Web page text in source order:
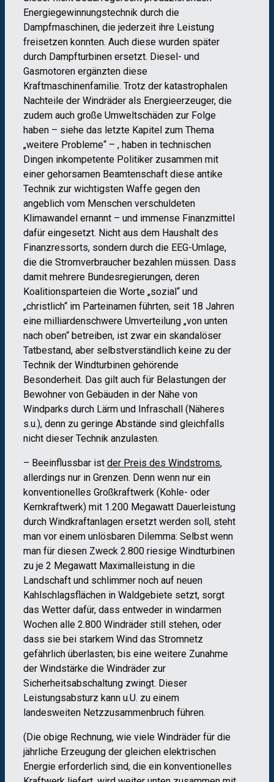
Energiegewinnungstechnik durch die
Dampfmaschinen, die jederzeit ihre Leistung
freisetzen konnten. Auch diese wurden später
durch Dampfturbinen ersetzt. Diesel- und
Gasmotoren ergänzten diese
Kraftmaschinenfamilie. Trotz der katastrophalen
Nachteile der Windräder als Energieerzeuger, die
zudem auch große Umweltschäden zur Folge
haben – siehe das letzte Kapitel zum Thema
„weitere Probleme“ – , haben in technischen
Dingen inkompetente Politiker zusammen mit
einer gehorsamen Beamtenschaft diese antike
Technik zur wichtigsten Waffe gegen den
angeblich vom Menschen verschuldeten
Klimawandel ernannt – und immense Finanzmittel
dafür eingesetzt. Nicht aus dem Haushalt des
Finanzressorts, sondern durch die EEG-Umlage,
die die Stromverbraucher bezahlen müssen. Dass
damit mehrere Bundesregierungen, deren
Koalitionsparteien die Worte „sozial“ und
„christlich“ im Parteinamen führten, seit 18 Jahren
eine milliardenschwere Umverteilung „von unten
nach oben“ betreiben, ist zwar ein skandalöser
Tatbestand, aber selbstverständlich keine zu der
Technik der Windturbinen gehörende
Besonderheit. Das gilt auch für Belastungen der
Bewohner von Gebäuden in der Nähe von
Windparks durch Lärm und Infraschall (Näheres
s.u.), denn zu geringe Abstände sind gleichfalls
nicht dieser Technik anzulasten.
– Beeinflussbar ist der Preis des Windstroms,
allerdings nur in Grenzen. Denn wenn nur ein
konventionelles Großkraftwerk (Kohle- oder
Kernkraftwerk) mit 1.200 Megawatt Dauerleistung
durch Windkraftanlagen ersetzt werden soll, steht
man vor einem unlösbaren Dilemma: Selbst wenn
man für diesen Zweck 2.800 riesige Windturbinen
zu je 2 Megawatt Maximalleistung in die
Landschaft und schlimmer noch auf neuen
Kahlschlagsflächen in Waldgebiete setzt, sorgt
das Wetter dafür, dass entweder in windarmen
Wochen alle 2.800 Windräder still stehen, oder
dass sie bei starkem Wind das Stromnetz
gefährlich überlasten; bis eine weitere Zunahme
der Windstärke die Windräder zur
Sicherheitsabschaltung zwingt. Dieser
Leistungsabsturz kann u.U. zu einem
landesweiten Netzzusammenbruch führen.
(Die obige Rechnung, wie viele Windräder für die
jährliche Erzeugung der gleichen elektrischen
Energie erforderlich sind, die ein konventionelles